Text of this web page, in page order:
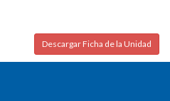
Descargar Ficha de la Unidad